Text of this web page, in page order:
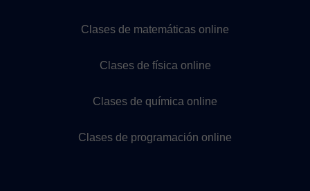
Clases de matemáticas online
Clases de física online
Clases de química online
Clases de programación online